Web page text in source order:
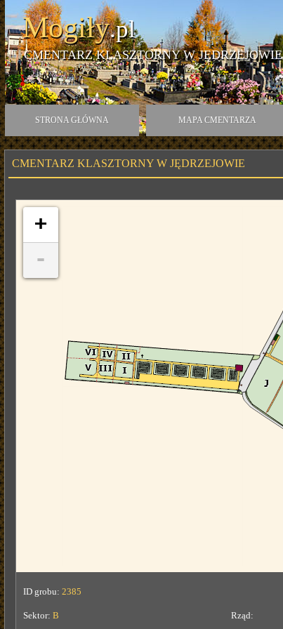
Mogiły.pl
CMENTARZ KLASZTORNY W JĘDRZEJOWIE
STRONA GŁÓWNA MAPA CMENTARZA
CMENTARZ KLASZTORNY W JĘDRZEJOWIE
+
-
ID grobu: 2385
Sektor: B Rząd: